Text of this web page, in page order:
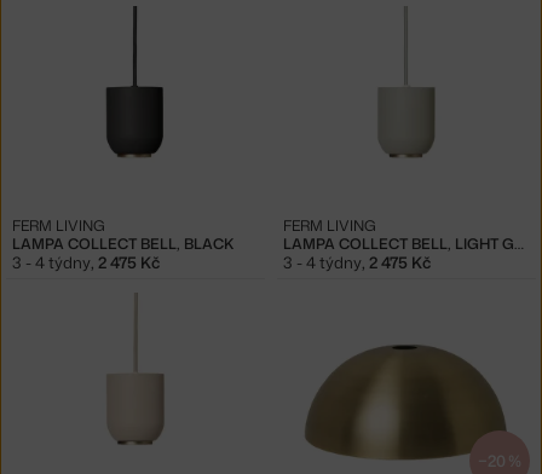
LAMPA COLLECT BELL, BLACK
FERM LIVING
3 - 4 týdny, 2 475 Kč
LAMPA COLLECT BELL, LIGHT GREY
FERM LIVING
3 - 4 týdny, 2 475 Kč
−20 %